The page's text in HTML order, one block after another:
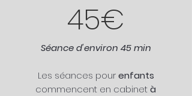
45€
Séance d'environ 45 min
Les séances pourenfants
commencent en cabinetà